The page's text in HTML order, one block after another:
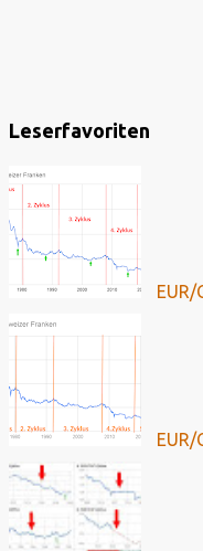
Leserfavoriten
EUR/
EUR/